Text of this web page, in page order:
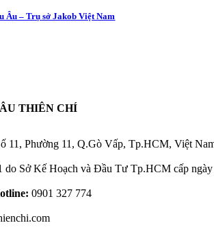
Âu – Trụ sở Jakob Việt Nam
THIÊN CHÍ
11, Phường 11, Q.Gò Vấp, Tp.HCM, Việt
do Sở Kế Hoạch và Đầu Tư Tp.HCM cấp
0901 327 774